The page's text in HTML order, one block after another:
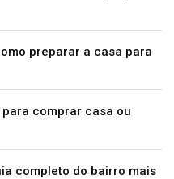
preparar a casa para
comprar casa ou
completo do bairro mais